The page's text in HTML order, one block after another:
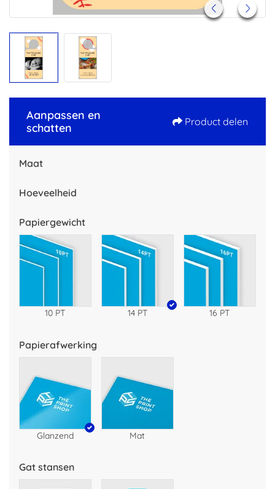
Aanpassen en
schatten
Product delen
Maat
Hoeveelheid
Papiergewicht
10 PT 14 PT 16 PT
Papierafwerking
Glanzend Mat
Gat stansen